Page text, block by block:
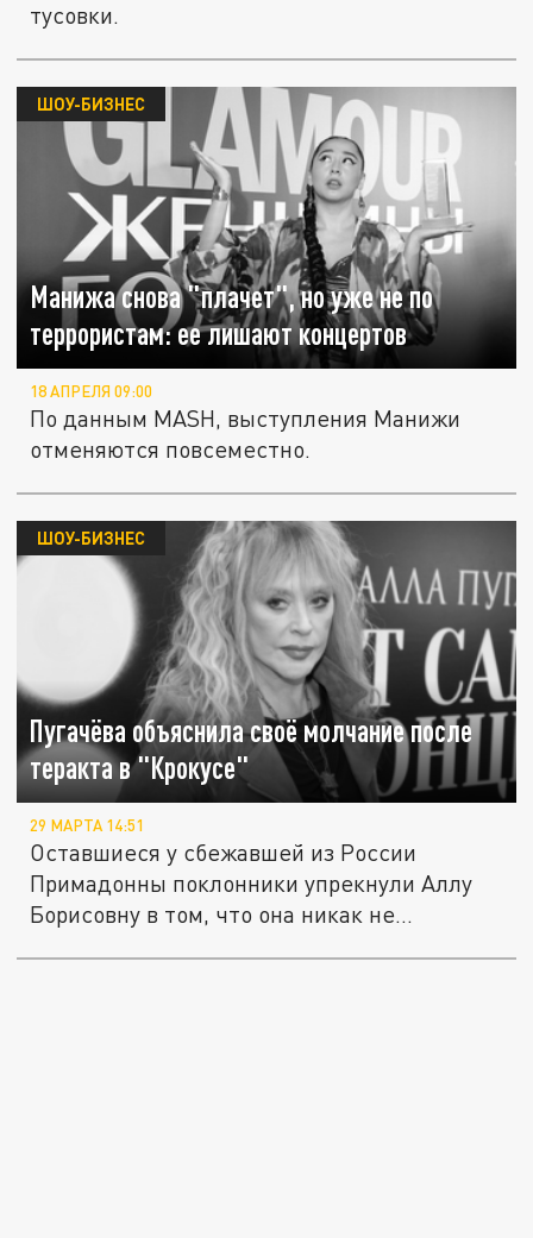
тусовки.
Манижа снова "плачет", но уже не по
террористам: ее лишают концертов
ШОУ-БИЗНЕС
18 АПРЕЛЯ 09:00
По данным MASH, выступления Манижи
отменяются повсеместно.
Пугачёва объяснила своё молчание после
теракта в "Крокусе"
ШОУ-БИЗНЕС
29 МАРТА 14:51
Оставшиеся у сбежавшей из России
Примадонны поклонники упрекнули Аллу
Борисовну в том, что она никак не...